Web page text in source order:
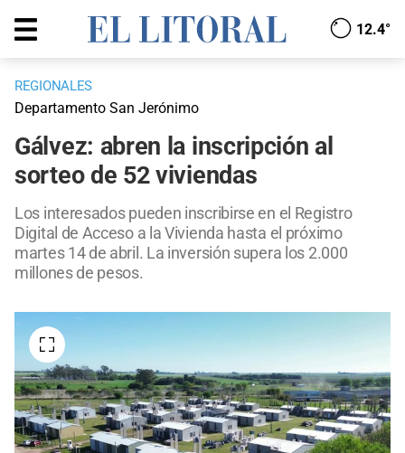
12.4°
REGIONALES
Departamento San Jerónimo
Gálvez: abren la inscripción al
sorteo de 52 viviendas
Los interesados pueden inscribirse en el Registro
Digital de Acceso a la Vivienda hasta el próximo
martes 14 de abril. La inversión supera los 2.000
millones de pesos.